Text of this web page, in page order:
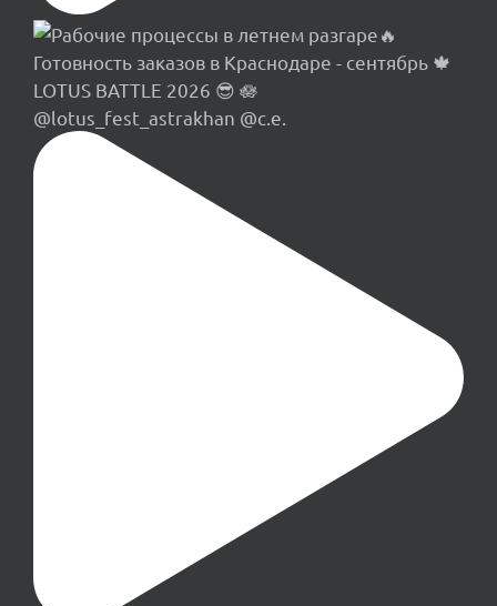
LOTUS BATTLE 2026 😎 🪷
@lotus_fest_astrakhan @c.e.